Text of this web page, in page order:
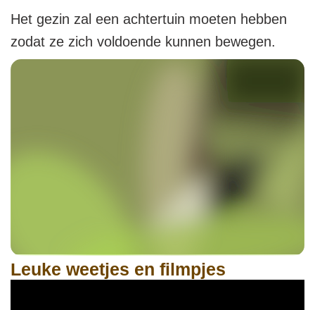
Het gezin zal een achtertuin moeten hebben
zodat ze zich voldoende kunnen bewegen.
Leuke weetjes en filmpjes